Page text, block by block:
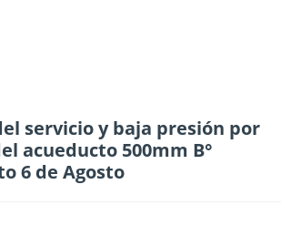
servicio y baja presión por
acueducto 500mm B°
6 de Agosto